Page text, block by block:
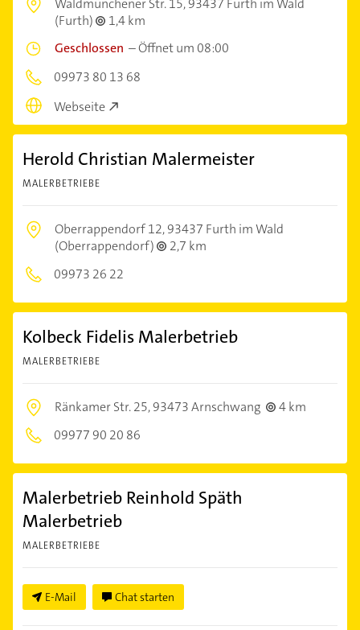
Waldmünchener Str. 15,93437 Furth im Wald
(Furth)
1,4 km
Geschlossen –Öffnet um 08:00
09973 80 13 68
Webseite
Herold Christian Malermeister
MALERBETRIEBE
Oberrappendorf 12,93437 Furth im Wald
(Oberrappendorf)
2,7 km
09973 26 22
Kolbeck Fidelis Malerbetrieb
MALERBETRIEBE
Ränkamer Str. 25,93473 Arnschwang
4 km
09977 90 20 86
Malerbetrieb Reinhold Späth
Malerbetrieb
MALERBETRIEBE
E-Mail Chat starten